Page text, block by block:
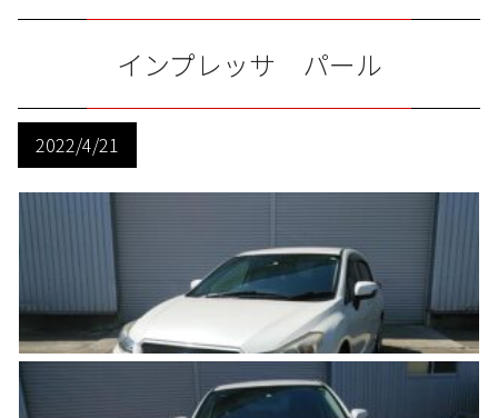
インプレッサ パール
2022/4/21